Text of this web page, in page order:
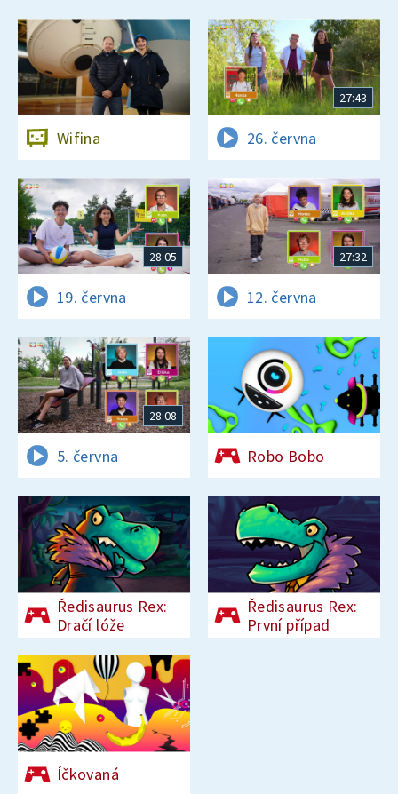
Wifina
27:43
26. června
28:05
19. června
27:32
12. června
28:08
5. června Robo Bobo
Ředisaurus Rex:
Dračí lóže
Ředisaurus Rex:
První případ
Íčkovaná